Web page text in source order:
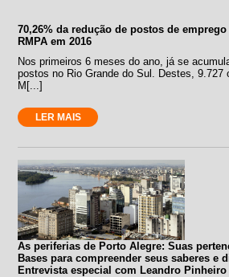
70,26% da redução de postos de
RMPA em 2016
Nos primeiros 6 meses do ano, já se
postos no Rio Grande do Sul. Destes, 9.727
M[...]
LER MAIS
As periferias de Porto Alegre: Suas
Bases para compreender seus saberes e
Entrevista especial com Leandro Pinheiro